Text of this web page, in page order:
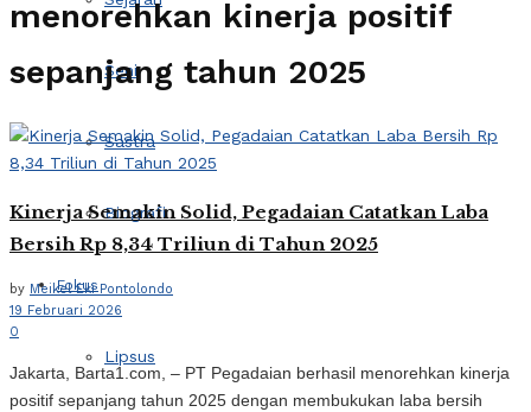
Seni
Sastra
Biografi
Fokus
Lipsus
menorehkan kinerja positif
sepanjang tahun 2025
Kinerja Semakin Solid, Pegadaian Catatkan Laba
Bersih Rp 8,34 Triliun di Tahun 2025
by Meikel Eki Pontolondo
19 Februari 2026
0
Jakarta, Barta1.com, – PT Pegadaian berhasil menorehkan kinerja
positif sepanjang tahun 2025 dengan membukukan laba bersih